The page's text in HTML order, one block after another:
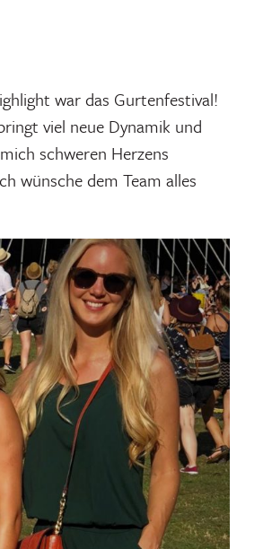
war das Gurtenfestival!
viel neue Dynamik und
schweren Herzens
wünsche dem Team alles